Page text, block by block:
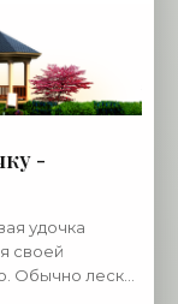
-
удочка
своей
Обычно леска